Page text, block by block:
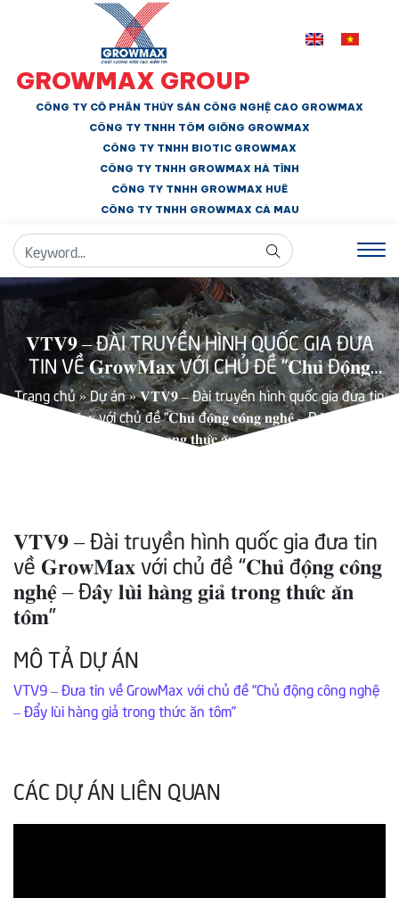
GROWMAX GROUP
CÔNG TY CỔ PHẦN THỦY SẢN CÔNG NGHỆ CAO GROWMAX
CÔNG TY TNHH TÔM GIỐNG GROWMAX
CÔNG TY TNHH BIOTIC GROWMAX
CÔNG TY TNHH GROWMAX HÀ TĨNH
CÔNG TY TNHH GROWMAX HUẾ
CÔNG TY TNHH GROWMAX CÀ MAU
𝐕𝐓𝐕𝟗 – ĐÀI TRUYỀN HÌNH QUỐC GIA ĐƯA
TIN VỀ 𝐆𝐫𝐨𝐰𝐌𝐚𝐱 VỚI CHỦ ĐỀ “𝐂𝐡𝐮̉ Đ𝐨̣̂𝐧𝐠
𝐜𝐨̂𝐧𝐠 𝐧𝐠𝐡𝐞̣̂ – Đ𝐚̂̉𝐲 𝐥𝐮̀𝐢 𝐡𝐚̀𝐧𝐠 𝐠𝐢𝐚̉ 𝐭𝐫𝐨𝐧𝐠 𝐭𝐡𝐮̛́𝐜 𝐚̆𝐧
𝐭𝐨̂𝐦”
Trang chủ»Dự án»𝐕𝐓𝐕𝟗 – Đài truyền hình quốc gia đưa tin
về 𝐆𝐫𝐨𝐰𝐌𝐚𝐱 với chủ đề “𝐂𝐡𝐮̉ đ𝐨̣̂𝐧𝐠 𝐜𝐨̂𝐧𝐠 𝐧𝐠𝐡𝐞̣̂ – Đ𝐚̂̉𝐲 𝐥𝐮̀𝐢 𝐡𝐚̀𝐧𝐠
𝐠𝐢𝐚̉ 𝐭𝐫𝐨𝐧𝐠 𝐭𝐡𝐮̛́𝐜 𝐚̆𝐧 𝐭𝐨̂𝐦”
𝐕𝐓𝐕𝟗 – Đài truyền hình quốc gia đưa tin
về 𝐆𝐫𝐨𝐰𝐌𝐚𝐱 với chủ đề “𝐂𝐡𝐮̉ đ𝐨̣̂𝐧𝐠 𝐜𝐨̂𝐧𝐠
𝐧𝐠𝐡𝐞̣̂ – Đ𝐚̂̉𝐲 𝐥𝐮̀𝐢 𝐡𝐚̀𝐧𝐠 𝐠𝐢𝐚̉ 𝐭𝐫𝐨𝐧𝐠 𝐭𝐡𝐮̛́𝐜 𝐚̆𝐧
𝐭𝐨̂𝐦”
MÔ TẢ DỰ ÁN
VTV9 – Đưa tin về GrowMax với chủ đề “Chủ động công nghệ
– Đẩy lùi hàng giả trong thức ăn tôm”
CÁC DỰ ÁN LIÊN QUAN